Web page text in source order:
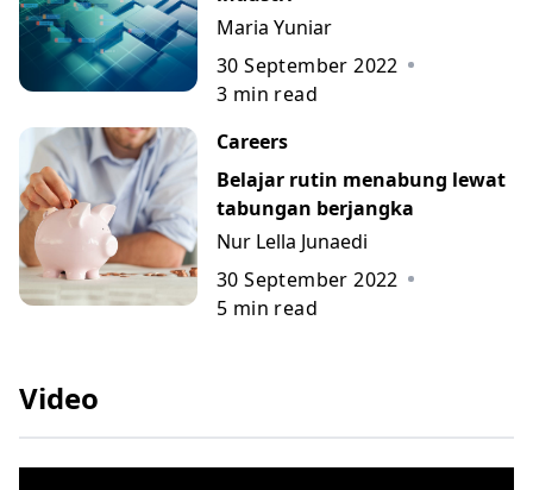
Maria Yuniar
30 September 2022
3 min read
Careers
Belajar rutin menabung lewat
tabungan berjangka
Nur Lella Junaedi
30 September 2022
5 min read
Video